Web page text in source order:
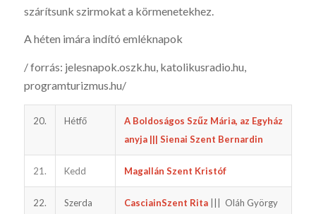
szárítsunk szirmokat a körmenetekhez.
A héten imára indító emléknapok
/ forrás: jelesnapok.oszk.hu, katoli­kusradio.hu,
programturizmus.hu/
20. Hétfő
A Boldoságos Szűz Mária, az Egyház
anyja ||| Sienai Szent Bernardin
21. Kedd Magallán Szent Kristóf
22. Szerda CasciainSzent Rita||| Oláh György